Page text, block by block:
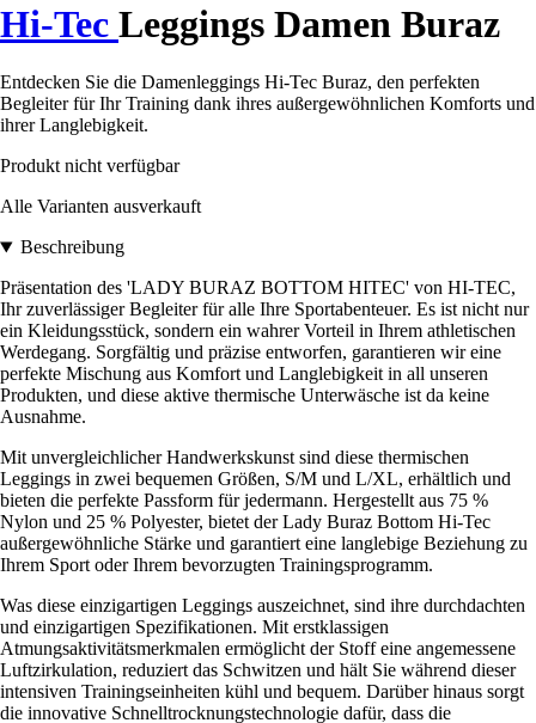
Hi-Tec Leggings Damen Buraz
Entdecken Sie die Damenleggings Hi-Tec Buraz, den perfekten
Begleiter für Ihr Training dank ihres außergewöhnlichen Komforts und
ihrer Langlebigkeit.
Produkt nicht verfügbar
Alle Varianten ausverkauft
Beschreibung
Präsentation des 'LADY BURAZ BOTTOM HITEC' von HI-TEC,
Ihr zuverlässiger Begleiter für alle Ihre Sportabenteuer. Es ist nicht nur
ein Kleidungsstück, sondern ein wahrer Vorteil in Ihrem athletischen
Werdegang. Sorgfältig und präzise entworfen, garantieren wir eine
perfekte Mischung aus Komfort und Langlebigkeit in all unseren
Produkten, und diese aktive thermische Unterwäsche ist da keine
Ausnahme.
Mit unvergleichlicher Handwerkskunst sind diese thermischen
Leggings in zwei bequemen Größen, S/M und L/XL, erhältlich und
bieten die perfekte Passform für jedermann. Hergestellt aus 75 %
Nylon und 25 % Polyester, bietet der Lady Buraz Bottom Hi-Tec
außergewöhnliche Stärke und garantiert eine langlebige Beziehung zu
Ihrem Sport oder Ihrem bevorzugten Trainingsprogramm.
Was diese einzigartigen Leggings auszeichnet, sind ihre durchdachten
und einzigartigen Spezifikationen. Mit erstklassigen
Atmungsaktivitätsmerkmalen ermöglicht der Stoff eine angemessene
Luftzirkulation, reduziert das Schwitzen und hält Sie während dieser
intensiven Trainingseinheiten kühl und bequem. Darüber hinaus sorgt
die innovative Schnelltrocknungstechnologie dafür, dass die